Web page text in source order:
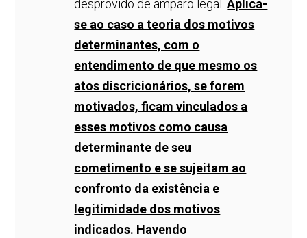
desprovido de amparo legal.Aplica-
se ao caso a teoria dos motivos
determinantes, com o
entendimento de que mesmo os
atos discricionários, se forem
motivados, ficam vinculados a
esses motivos como causa
determinante de seu
cometimento e se sujeitam ao
confronto da existência e
legitimidade dos motivos
indicados. Havendo